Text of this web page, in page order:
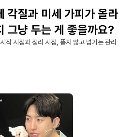
각질과 미세 가피가 올라
그냥 두는 게 좋을까요?
작 시점과 정리 시점, 뜯지 않고 넘기는 관리